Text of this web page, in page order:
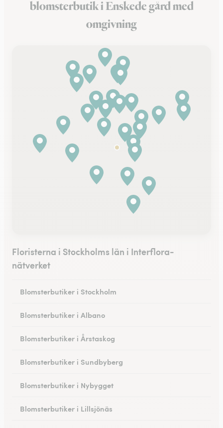
blomsterbutik i Enskede gård med
omgivning
Floristerna i Stockholms län i Interflora-
nätverket
Blomsterbutiker i Stockholm
Blomsterbutiker i Albano
Blomsterbutiker i Årstaskog
Blomsterbutiker i Sundbyberg
Blomsterbutiker i Nybygget
Blomsterbutiker i Lillsjönäs